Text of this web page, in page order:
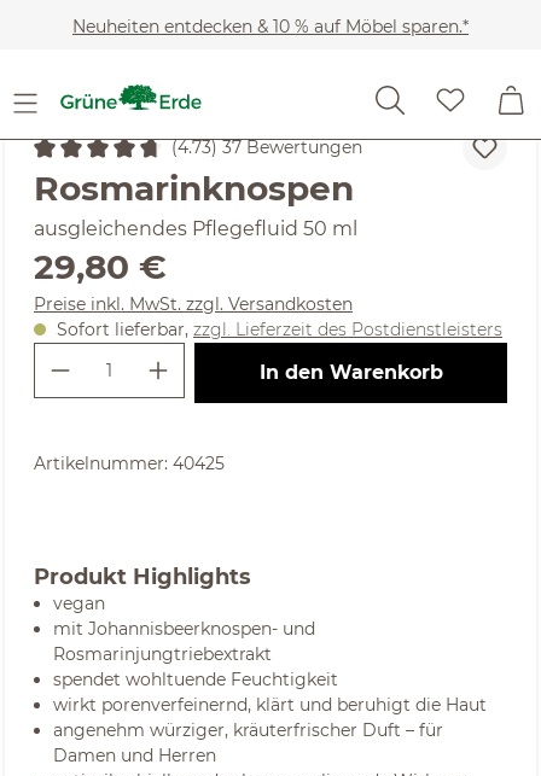
Zum Hauptinhalt springen
Neuheiten entdecken & 10 % auf Möbel sparen.*
Kosmetik Gesichtspflege & Reinigung
Durchschnittliche Bewertung von 4.73 von 5 Sternen
(4.73) 37 Bewertungen
Rosmarinknospen
ausgleichendes Pflegefluid 50 ml
Regulärer Preis:
29,80 €
Preise inkl. MwSt. zzgl. Versandkosten
Sofort lieferbar, zzgl. Lieferzeit des Postdienstleisters
Produkt Anzahl: Gib den
In den Warenkorb
Artikelnummer: 40425
Produkt Highlights
vegan
mit Johannisbeerknospen- und
Rosmarinjungtriebextrakt
spendet wohltuende Feuchtigkeit
wirkt porenverfeinernd, klärt und beruhigt die Haut
angenehm würziger, kräuterfrischer Duft – für
Damen und Herren